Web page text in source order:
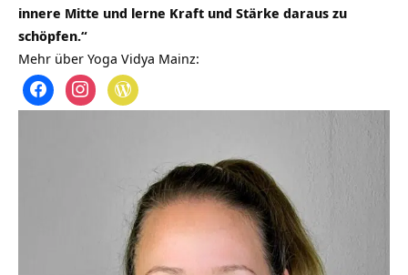
innere Mitte und lerne Kraft und Stärke daraus zu
schöpfen.“
Mehr über Yoga Vidya Mainz: